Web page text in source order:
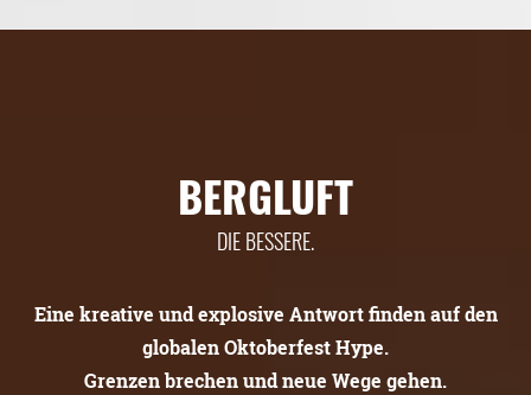
BERGLUFT
DIE BESSERE.
Eine kreative und explosive Antwort finden auf den
globalen Oktoberfest Hype.
Grenzen brechen und neue Wege gehen.